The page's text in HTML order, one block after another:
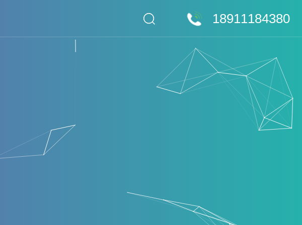
18911184380